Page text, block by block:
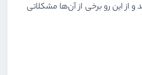
از این رو برخی از آن‌ها مشکلاتی